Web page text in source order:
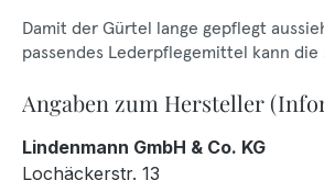
Damit der Gürtel lange gepflegt
passendes Lederpflegemittel kann
Angaben zum Hersteller
Lindenmann GmbH & Co. KG
Lochäckerstr. 13